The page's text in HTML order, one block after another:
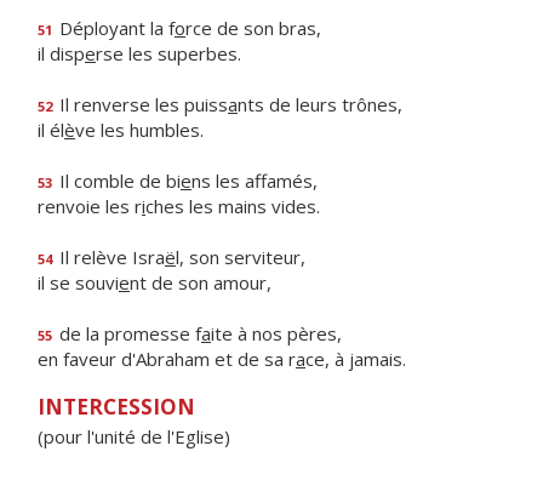
51 Déployant la force de son bras,
il disperse les superbes.
52 Il renverse les puissants de leurs trônes,
il élève les humbles.
53 Il comble de biens les affamés,
renvoie les riches les mains vides.
54 Il relève Israël, son serviteur,
il se souvient de son amour,
55 de la promesse faite à nos pères,
en faveur d'Abraham et de sa race, à jamais.
INTERCESSION
(pour l'unité de l'Eglise)